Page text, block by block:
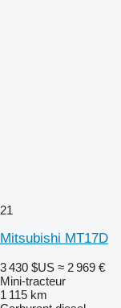
21
Mitsubishi MT17D
3 430 $US ≈ 2 969 €
Mini-tracteur
1 115 km